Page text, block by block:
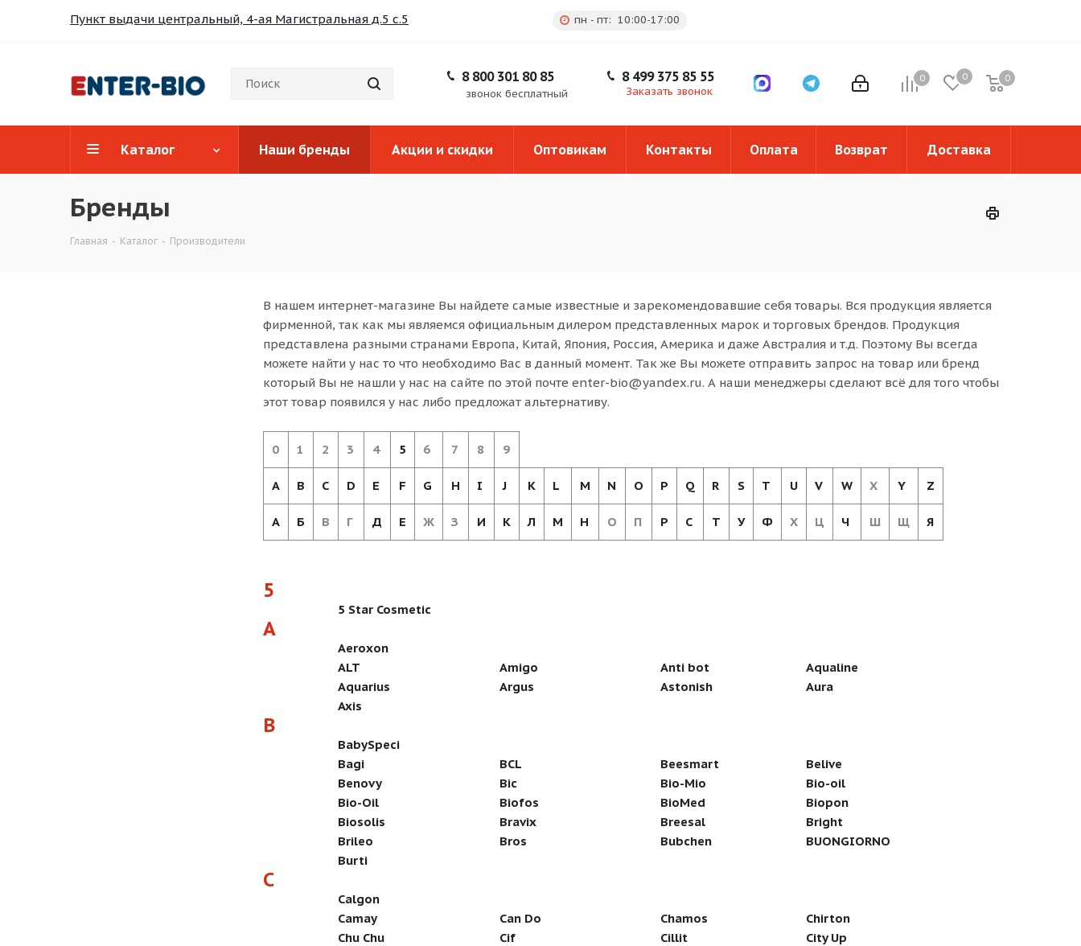
Пункт выдачи центральный, 4-ая Магистральная д.5 с.5 пн - пт: 10:00-17:00
0 0 0
0
8 800 301 80 85
звонок бесплатный
8 499 375 85 55
Заказать звонок
Каталог Наши бренды Акции и скидки Оптовикам Контакты Оплата Возврат Доставка
Бренды
Главная - Каталог - Производители
В нашем интернет-магазине Вы найдете самые известные и зарекомендовавшие себя товары. Вся продукция является
фирменной, так как мы являемся официальным дилером представленных марок и торговых брендов. Продукция
представлена разными странами Европа, Китай, Япония, Россия, Америка и даже Австралия и т.д. Поэтому Вы всегда
можете найти у нас то что необходимо Вас в данный момент. Так же Вы можете отправить запрос на товар или бренд
который Вы не нашли у нас на сайте по этой почте enter-bio@yandex.ru. А наши менеджеры сделают всё для того чтобы
этот товар появился у нас либо предложат альтернативу.
0 1 2 3 4 5 6 7 8 9
A B C D E F G H I J K L M N O P Q R S T U V W X Y Z
А Б В Г Д Е Ж З И К Л М Н О П Р С Т У Ф Х Ц Ч Ш Щ Я
5
5 Star Cosmetic
A
Aeroxon
ALT
Amigo Anti bot
Aqualine
Aquarius
Argus Astonish
Aura
Axis
B
BabySpeci
Bagi
BCL Beesmart
Belive
Benovy
Bic Bio-Mio
Bio-oil
Bio-Oil
Biofos BioMed
Biopon
Biosolis
Bravix Breesal
Bright
Brileo
Bros Bubchen
BUONGIORNO
Burti
C
Calgon
Camay
Can Do Chamos
Chirton
Chu Chu
Cif Cillit
City Up